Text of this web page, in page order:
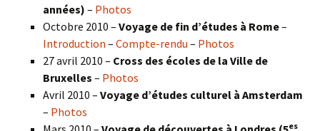
années) – Photos
Octobre 2010 – Voyage de fin d’études à Rome–
Introduction – Compte-rendu – Photos
27 avril 2010 – Cross des écoles de la Ville de
Bruxelles – Photos
Avril 2010 – Voyage d’études culturel à Amsterdam
– Photos
es